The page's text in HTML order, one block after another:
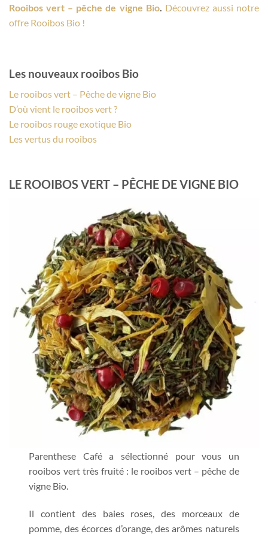
Rooibos vert – pêche de vigne Bio. Découvrez aussi notre
offre Rooibos Bio !
Les nouveaux rooibos Bio
Le rooibos vert – Pêche de vigne Bio
D’où vient le rooibos vert ?
Le rooibos rouge exotique Bio
Les vertus du rooibos
LE ROOIBOS VERT – PÊCHE DE VIGNE BIO
Parenthese Café a sélectionné pour vous un
rooibos vert très fruité : le rooibos vert – pêche de
vigne Bio.
Il contient des baies roses, des morceaux de
pomme, des écorces d’orange, des arômes naturels